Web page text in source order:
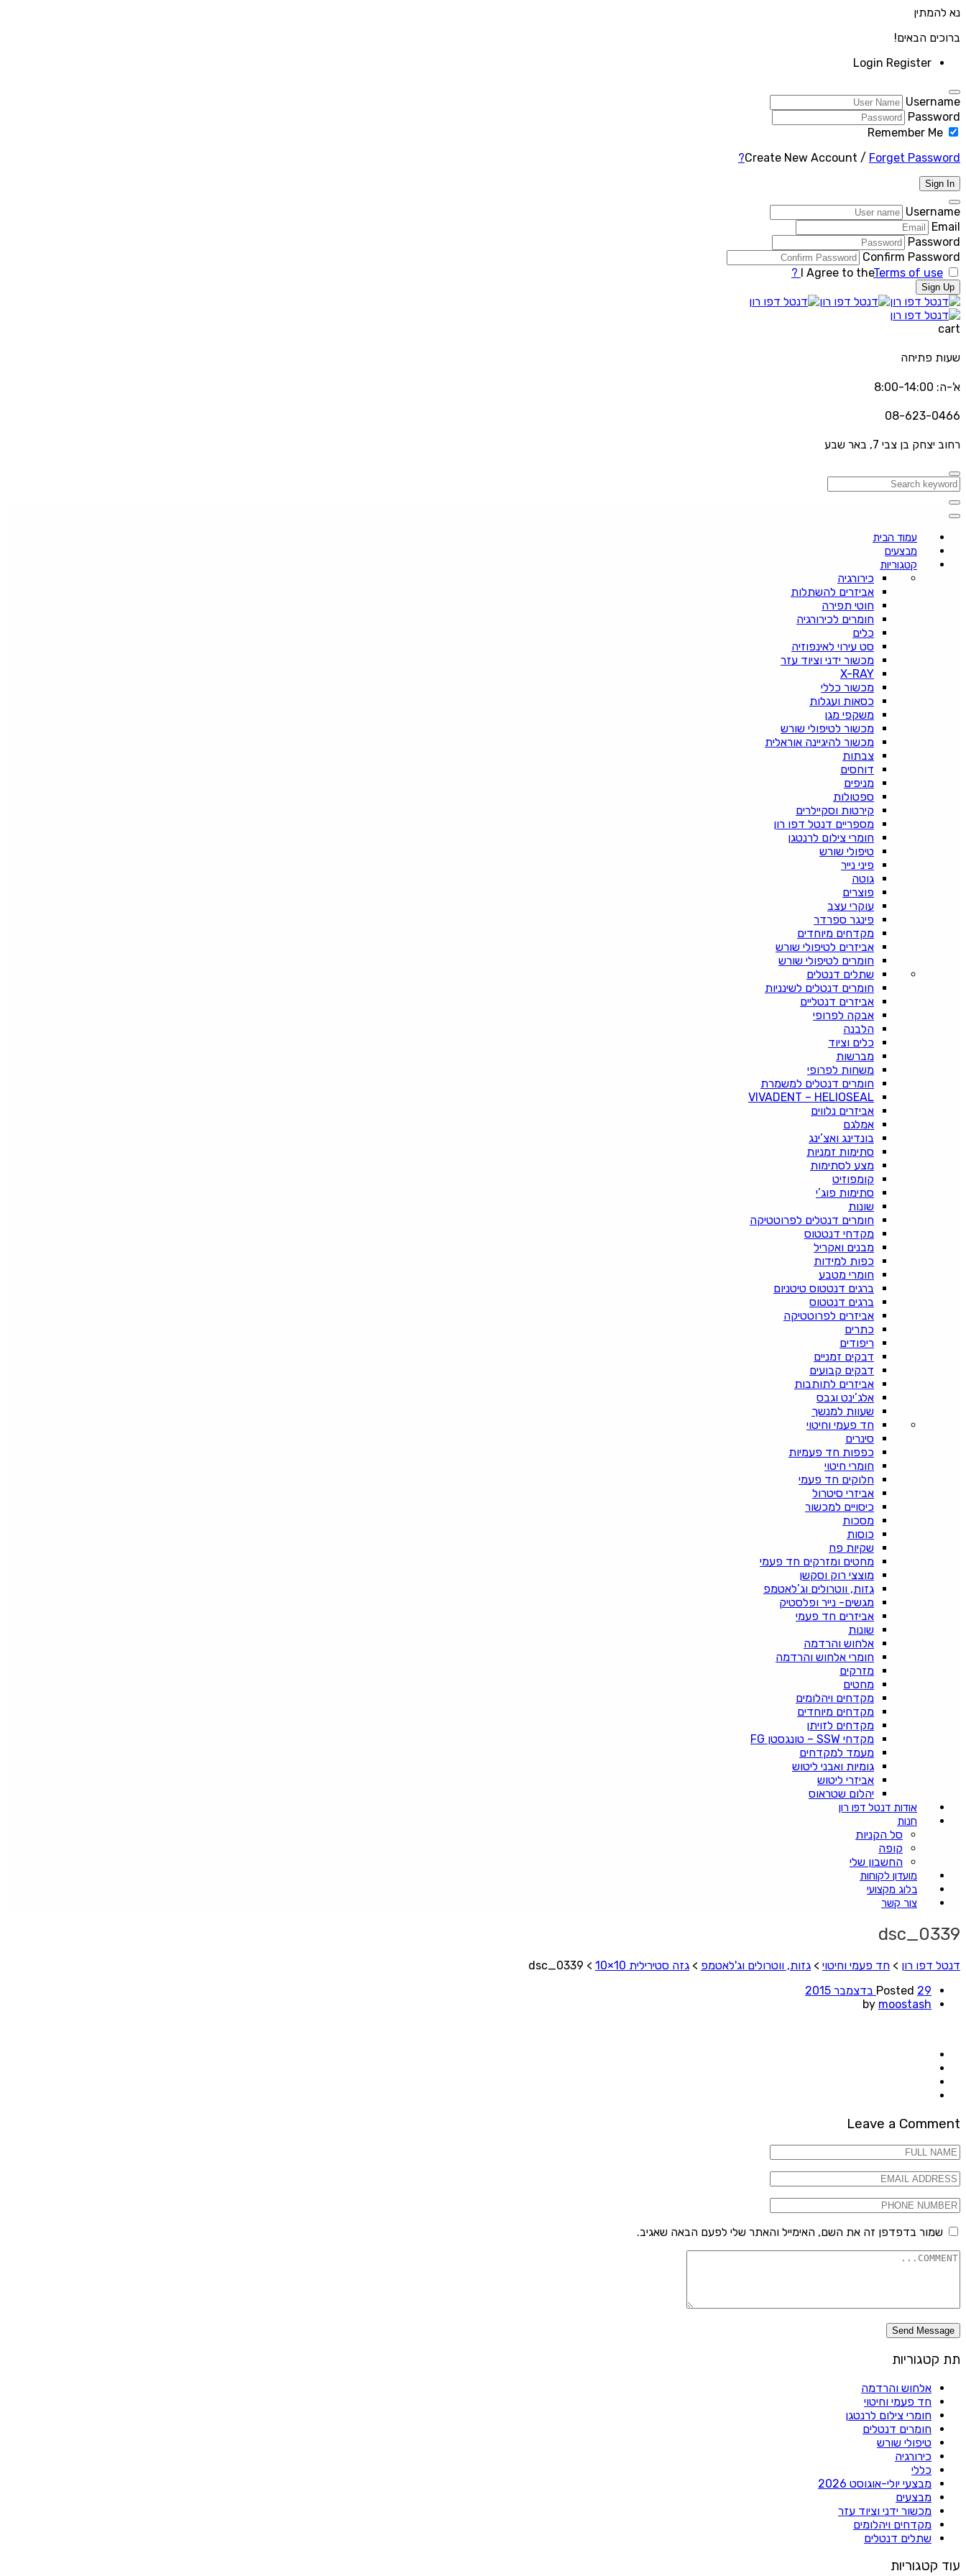
נא להמתין
ברוכים הבאים!
Login Register
Username
Password
Remember Me
Create New Account / Forget Password?
Sign In
Username
Email
Password
Confirm Password
I Agree to theTerms of use ?
Sign Up
cart
שעות פתיחה
א'-ה: 8:00-14:00
08-623-0466
רחוב יצחק בן צבי 7, באר שבע
עמוד הבית
מבצעים
קטגוריות
כירורגיה
אביזרים להשתלות
חוטי תפירה
חומרים לכירורגיה
כלים
סט עירוי לאינפוזיה
מכשור ידני וציוד עזר
X-RAY
מכשור כללי
כסאות ועגלות
משקפי מגן
מכשור לטיפולי שורש
מכשור להיגיינה אוראלית
צבתות
דוחסים
מניפים
ספטולות
קירטות וסקיילרים
מספריים דנטל דפו רון
חומרי צילום לרנטגן
טיפולי שורש
פיני נייר
גוטה
פוצרים
עוקרי עצב
פינגר ספרדר
מקדחים מיוחדים
אביזרים לטיפולי שורש
חומרים לטיפולי שורש
שתלים דנטלים
חומרים דנטלים לשינניות
אביזרים דנטליים
אבקה לפרופי
הלבנה
כלים וציוד
מברשות
משחות לפרופי
חומרים דנטלים למשמרת
VIVADENT – HELIOSEAL
אביזרים נלווים
אמלגם
בונדינג ואצ’ינג
סתימות זמניות
מצע לסתימות
קומפוזיט
סתימות פוג’י
שונות
חומרים דנטלים לפרוטטיקה
מקדחי דנטטוס
מבנים ואקריל
כפות למידות
חומרי מטבע
ברגים דנטטוס טיטניום
ברגים דנטטוס
אביזרים לפרוטטיקה
כתרים
ריפודים
דבקים זמניים
דבקים קבועים
אביזרים לתותבות
אלג’ינט וגבס
שעוות למנשך
חד פעמי וחיטוי
סינרים
כפפות חד פעמיות
חומרי חיטוי
חלוקים חד פעמי
אביזרי סיטרול
כיסויים למכשור
מסכות
כוסות
שקיות פח
מחטים ומזרקים חד פעמי
מוצצי רוק וסקשן
גזות, ווטרולים וג’לאטמפ
מגשים- נייר ופלסטיק
אביזרים חד פעמי
שונות
אלחוש והרדמה
חומרי אלחוש והרדמה
מזרקים
מחטים
מקדחים ויהלומים
מקדחים מיוחדים
מקדחים לזויתן
מקדחי SSW – טונגסטן FG
מעמד למקדחים
גומיות ואבני ליטוש
אביזרי ליטוש
יהלום שטראוס
אודות דנטל דפו רון
חנות
סל הקניות
קופה
החשבון שלי
מועדון לקוחות
בלוג מקצועי
צור קשר
dsc_0339
דנטל דפו רון > חד פעמי וחיטוי > גזות, ווטרולים וג'לאטמפ > גזה סטירילית 10×10 >
dsc_0339
Posted 29 בדצמבר 2015
by moostash
Leave a Comment
שמור בדפדפן זה את השם, האימייל והאתר שלי לפעם הבאה שאגיב.
תת קטגוריות
אלחוש והרדמה
חד פעמי וחיטוי
חומרי צילום לרנטגן
חומרים דנטלים
טיפולי שורש
כירורגיה
כללי
מבצעי יולי-אוגוסט 2026
מבצעים
מכשור ידני וציוד עזר
מקדחים ויהלומים
שתלים דנטלים
עוד קטגוריות